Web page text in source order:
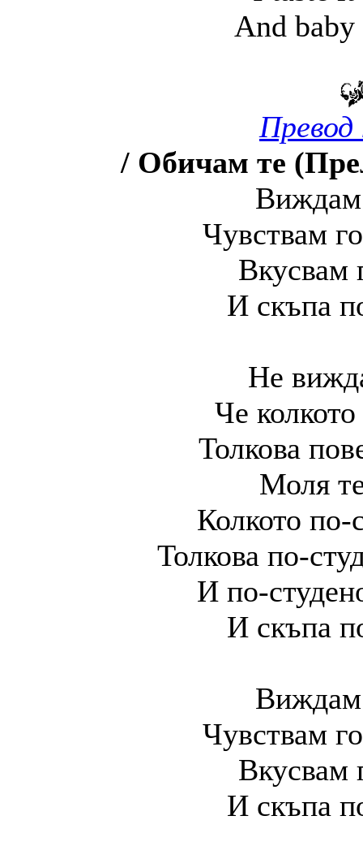
And
Превод
/ Обичам те
Виждам
Чувствам
Вкусвам
И скъпа
Не
Че колкото
Толкова
Моля
Колкото по-
Толкова по-
И по-
И скъпа
Виждам
Чувствам
Вкусвам
И скъпа